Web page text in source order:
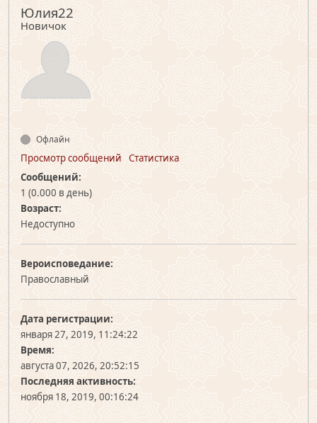
Юлия22
Новичок
Офлайн
Просмотр сообщений
Статистика
Сообщений:
1 (0.000 в день)
Возраст:
Недоступно
Вероисповедание:
Православный
Дата регистрации:
января 27, 2019, 11:24:22
Время:
августа 07, 2026, 20:52:15
Последняя активность:
ноября 18, 2019, 00:16:24